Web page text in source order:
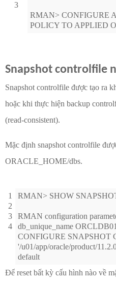
3
RMAN> CONFIGURE
POLICY TO APPLIED
Snapshot controlfile
Snapshot controlfile được tạo ra
hoặc khi thực hiện backup
(read-consistent).
Mặc định snapshot controlfile
ORACLE_HOME/dbs.
1
2
3
4
RMAN> SHOW
RMAN configuration
db_unique_name
CONFIGURE SNAPSHOT
'/u01/app/oracle/product/
default
Để reset bất kỳ cấu hình nào về